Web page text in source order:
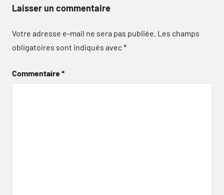
Laisser un commentaire
Votre adresse e-mail ne sera pas publiée. Les champs
obligatoires sont indiqués avec*
Commentaire*